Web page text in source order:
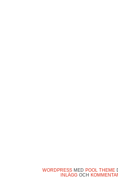
WORDPRESSMED POOL THEME
INLÄGGOCH